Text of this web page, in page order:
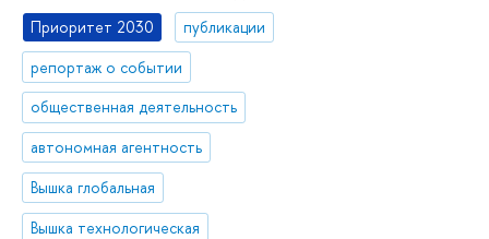
Приоритет 2030
публикации
репортаж о событии
общественная деятельность
автономная агентность
Вышка глобальная
Вышка технологическая